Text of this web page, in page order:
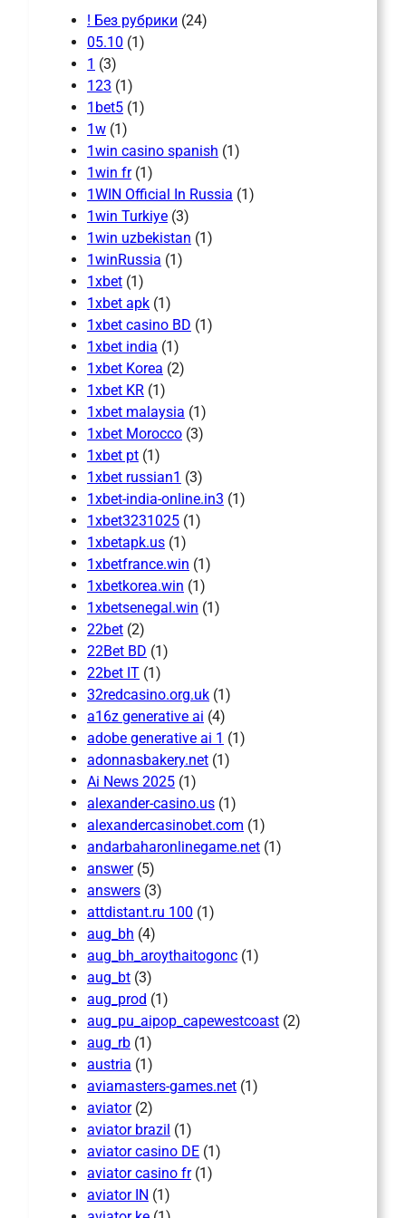
! Без рубрики (24)
05.10 (1)
1 (3)
123 (1)
1bet5 (1)
1w (1)
1win casino spanish (1)
1win fr(1)
1WIN Official In Russia (1)
1win Turkiye (3)
1win uzbekistan (1)
1winRussia (1)
1xbet (1)
1xbet apk (1)
1xbet casino BD (1)
1xbet india (1)
1xbet Korea (2)
1xbet KR (1)
1xbet malaysia (1)
1xbet Morocco (3)
1xbet pt (1)
1xbet russian1 (3)
1xbet-india-online.in3 (1)
1xbet3231025 (1)
1xbetapk.us (1)
1xbetfrance.win (1)
1xbetkorea.win (1)
1xbetsenegal.win (1)
22bet (2)
22Bet BD (1)
22bet IT (1)
32redcasino.org.uk (1)
a16z generative ai (4)
adobe generative ai 1 (1)
adonnasbakery.net (1)
Ai News 2025 (1)
alexander-casino.us (1)
alexandercasinobet.com (1)
andarbaharonlinegame.net (1)
answer(5)
answers (3)
attdistant.ru 100 (1)
aug_bh (4)
aug_bh_aroythaitogonc (1)
aug_bt (3)
aug_prod (1)
aug_pu_aipop_capewestcoast (2)
aug_rb (1)
austria (1)
aviamasters-games.net (1)
aviator(2)
aviator brazil (1)
aviator casino DE (1)
aviator casino fr(1)
aviator IN (1)